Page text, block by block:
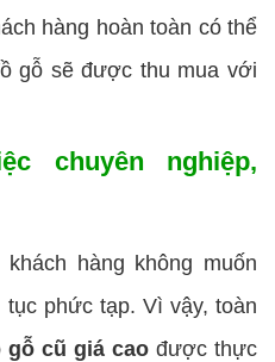
hàng hoàn toàn có thể
gỗ sẽ được thu mua với
chuyên nghiệp,
hàng không muốn
phức tạp. Vì vậy, toàn
gỗ cũ giá cao được thực